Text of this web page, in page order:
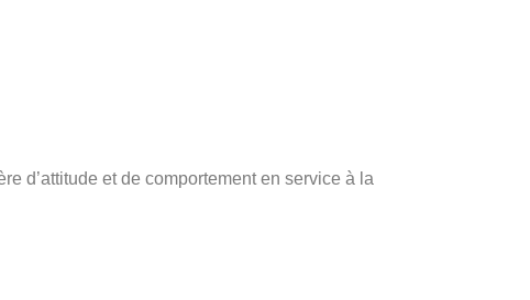
d’attitude et de comportement en service à la